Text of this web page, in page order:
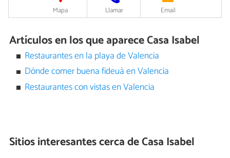
Mapa Llamar Email
Artículos en los que aparece Casa Isabel
Restaurantes en la playa de Valencia
Dónde comer buena fideuà en Valencia
Restaurantes con vistas en Valencia
Sitios interesantes cerca deCasa Isabel